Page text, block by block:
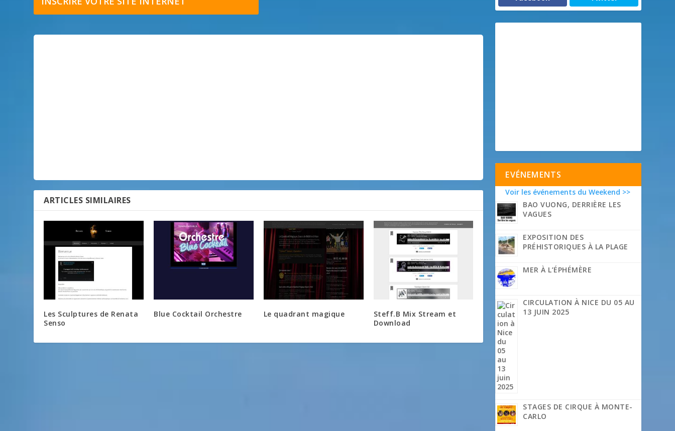
ARTICLES SIMILAIRES
Les Sculptures de Renata
Senso
Blue Cocktail Orchestre Le quadrant magique
Steff.B Mix Stream et
Download
EVÉNEMENTS
Voir les événements du Weekend >>
BAO VUONG, DERRIÈRE LES
VAGUES
EXPOSITION DES
PRÉHISTORIQUES À LA PLAGE
MER À L’ÉPHÉMÈRE
CIRCULATION À NICE DU 05 AU
13 JUIN 2025
STAGES DE CIRQUE À MONTE-
CARLO